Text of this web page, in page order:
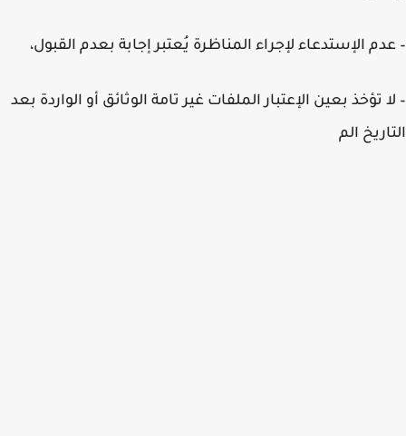
الإستدعاء لإجراء المناظرة يُعتبر إجابة بعدم القبول،
تؤخذ بعين الإعتبار الملفات غير تامة الوثائق أو الواردة بعد
الم